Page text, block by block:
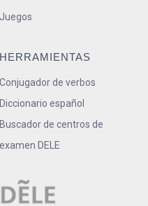
Juegos
HERRAMIENTAS
Conjugador de verbos
Diccionario español
Buscador de centros de
examen DELE